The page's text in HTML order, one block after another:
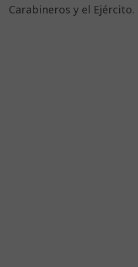
Carabineros y el Ejército.